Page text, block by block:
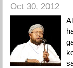
Oct 30, 2012